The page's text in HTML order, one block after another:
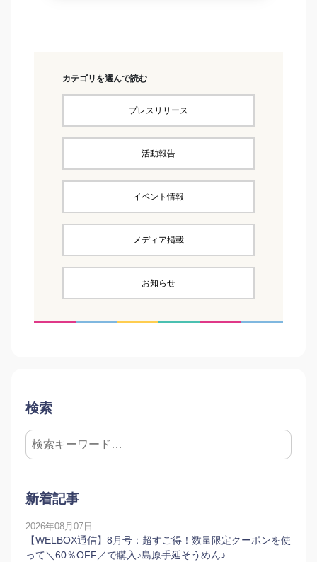
カテゴリを選んで読む
プレスリリース
活動報告
イベント情報
メディア掲載
お知らせ
検索
新着記事
2026年08月07日
【WELBOX通信】8月号：超すご得！数量限定クーポンを使
って＼60％OFF／で購入♪島原手延そうめん♪